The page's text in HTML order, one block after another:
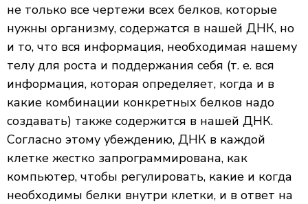
не только все чертежи всех белков, которые
нужны организму, содержатся в нашей ДНК, но
и то, что вся информация, необходимая нашему
телу для роста и поддержания себя (т. е. вся
информация, которая определяет, когда и в
какие комбинации конкретных белков надо
создавать) также содержится в нашей ДНК.
Согласно этому убеждению, ДНК в каждой
клетке жестко запрограммирована, как
компьютер, чтобы регулировать, какие и когда
необходимы белки внутри клетки, и в ответ на